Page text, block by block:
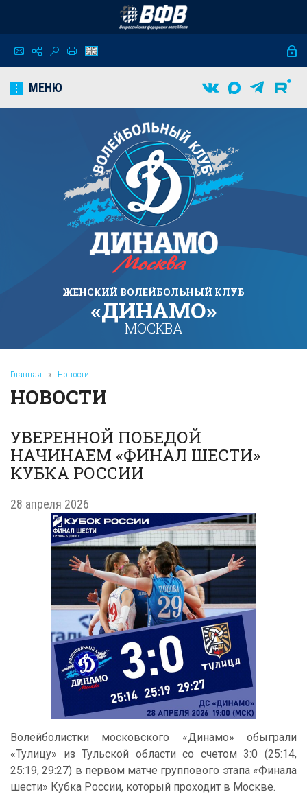
МЕНЮ
ЖЕНСКИЙ ВОЛЕЙБОЛЬНЫЙ КЛУБ
«ДИНАМО»
МОСКВА
Главная » Новости
НОВОСТИ
УВЕРЕННОЙ ПОБЕДОЙ
НАЧИНАЕМ «ФИНАЛ ШЕСТИ»
КУБКА РОССИИ
28 апреля 2026
Волейболистки московского «Динамо» обыграли
«Тулицу» из Тульской области со счетом 3:0 (25:14,
25:19, 29:27) в первом матче группового этапа «Финала
шести» Кубка России, который проходит в Москве.